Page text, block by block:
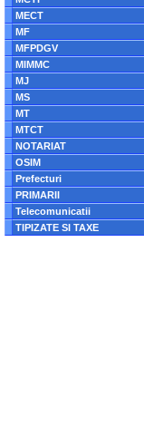
MECT
MF
MFPDGV
MIMMC
MJ
MS
MT
MTCT
NOTARIAT
OSIM
Prefecturi
PRIMARII
Telecomunicatii
TIPIZATE SI TAXE